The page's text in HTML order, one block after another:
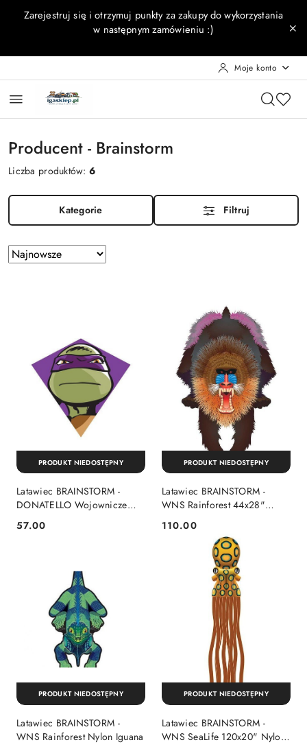
Przejdź do treści głównej
Przejdź do wyszukiwarki
Przejdź do moje konto
Przejdź do menu głównego
Przejdź do stopki
Zarejestruj się i otrzymuj punkty za zakupy do wykorzystania
w następnym zamówieniu :)
Moje konto
Producent - Brainstorm
Liczba produktów:6
Kategorie Filtruj
Zastosowano
sortowanie:
Sortuj
według
Latawiec BRAINSTORM -
DONATELLO Wojownicze
Żółwie Ninja
Cena:
57.00
PRODUKT NIEDOSTĘPNY
Latawiec BRAINSTORM -
WNS Rainforest 44x28"
Nylon Mandrill
Cena:
110.00
PRODUKT NIEDOSTĘPNY
Latawiec BRAINSTORM -
WNS Rainforest Nylon Iguana
PRODUKT NIEDOSTĘPNY
Latawiec BRAINSTORM -
WNS SeaLife 120x20" Nylon
PRODUKT NIEDOSTĘPNY